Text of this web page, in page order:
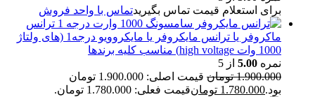
برای استعلام قیمت تماس بگیریدتماس با واحد فروش
ترانس
ماکروفر یا ترانس مایکروفر یا مایکروویو درجه1 (های ولتاژ
1000 وات high voltage) مناسب کلیه برندها
نمره 5.00 از 5
1.900.000 تومان
قیمت اصلی: 1.900.000 تومان
بود.1.780.000 تومانقیمت فعلی: 1.780.000 تومان.